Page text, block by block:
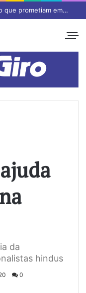
Anvisa proíbe produtos sem registro que prometiam emagrecimento
da
hindus
0